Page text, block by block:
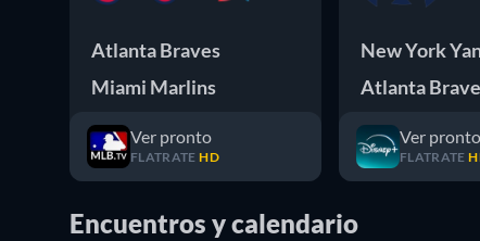
Atlanta Braves
Miami Marlins
Ver pronto
FLATRATE HD
New York
Atlanta
Ver pronto
FLATRATE
Encuentros y calendario